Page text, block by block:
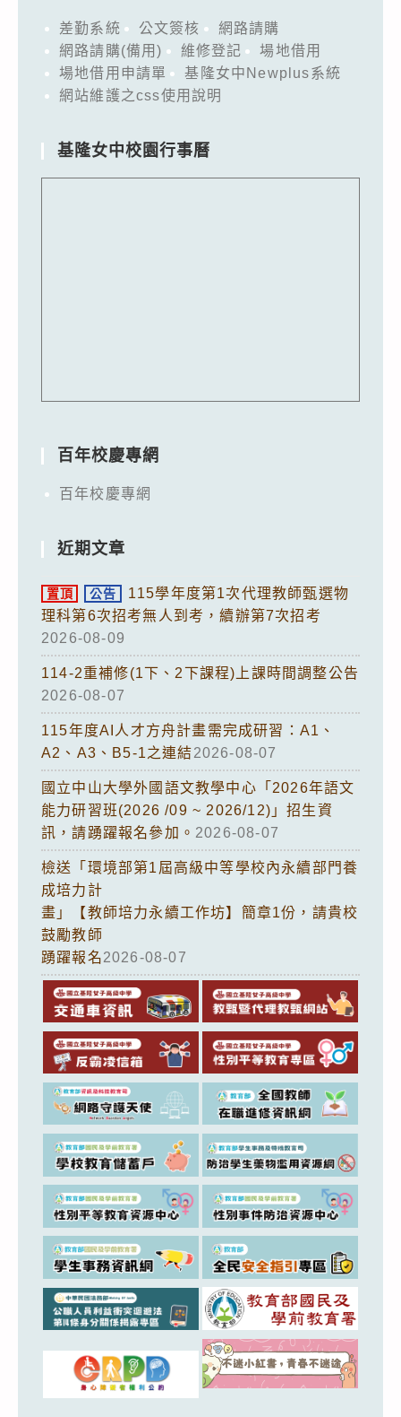
差勤系統 公文簽核
網路請購
網路請購(備用)
維修登記
場地借用
場地借用申請單
基隆女中Newplus系統
網站維護之css使用說明
基隆女中校園行事曆
百年校慶專網
百年校慶專網
近期文章
置頂 公告
115學年度第1次代理教師甄選物
理科第6次招考無人到考，續辦第7次招考
2026-08-09
114-2重補修(1下、2下課程)上課時間調整公告
2026-08-07
115年度AI人才方舟計畫需完成研習：A1、
A2、A3、B5-1之連結2026-08-07
國立中山大學外國語文教學中心「2026年語文
能力研習班(2026 /09 ~ 2026/12)」招生資
訊，請踴躍報名參加。 2026-08-07
檢送「環境部第1屆高級中等學校內永續部門養
成培力計
畫」【教師培力永續工作坊】簡章1份，請貴校
鼓勵教師
踴躍報名2026-08-07